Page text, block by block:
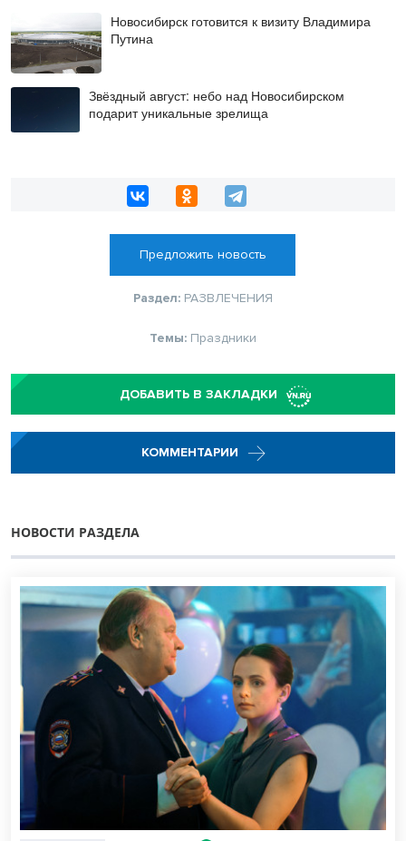
Новосибирск готовится к визиту Владимира
Путина
Звёздный август: небо над Новосибирском
подарит уникальные зрелища
Предложить новость
Раздел: РАЗВЛЕЧЕНИЯ
Темы: Праздники
ДОБАВИТЬ В ЗАКЛАДКИ
КОММЕНТАРИИ
НОВОСТИ РАЗДЕЛА